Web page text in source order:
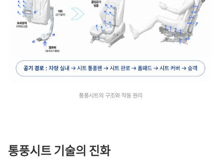
통풍시트의 구조와 작동 원리
통풍시트 기술의 진화